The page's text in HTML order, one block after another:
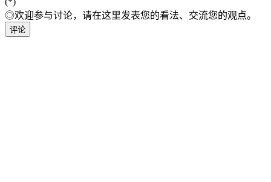
◎欢迎参与讨论，请在这里发表您的看法、交流您的观点。